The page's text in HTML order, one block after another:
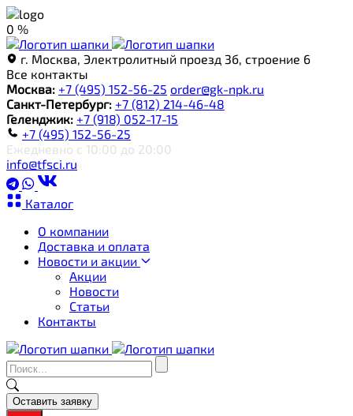
0 %
г. Москва, Электролитный проезд 3б, строение 6
Все контакты
Москва: +7 (495) 152-56-25 order@gk-npk.ru
Санкт-Петербург: +7 (812) 214-46-48
Геленджик: +7 (918) 052-17-15
+7 (495) 152-56-25
Ежедневно с 10:00 до 20:00
info@tfsci.ru
Каталог
О компании
Доставка и оплата
Новости и акции
Акции
Новости
Статьи
Контакты
Оставить заявку